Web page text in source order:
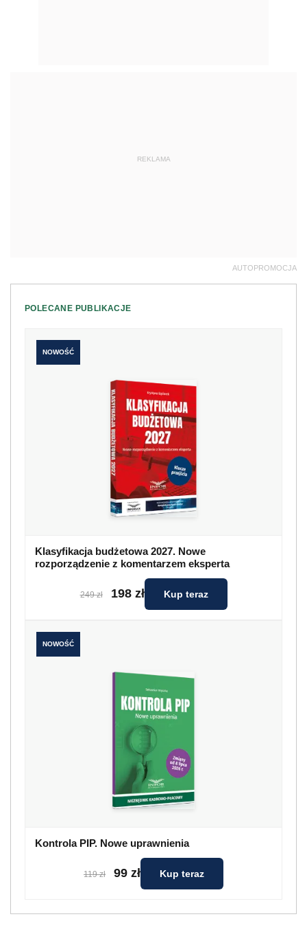
REKLAMA
AUTOPROMOCJA
POLECANE PUBLIKACJE
NOWOŚĆ
Klasyfikacja budżetowa 2027. Nowe
rozporządzenie z komentarzem eksperta
249 zł 198 zł Kup teraz
NOWOŚĆ
Kontrola PIP. Nowe uprawnienia
119 zł 99 zł Kup teraz